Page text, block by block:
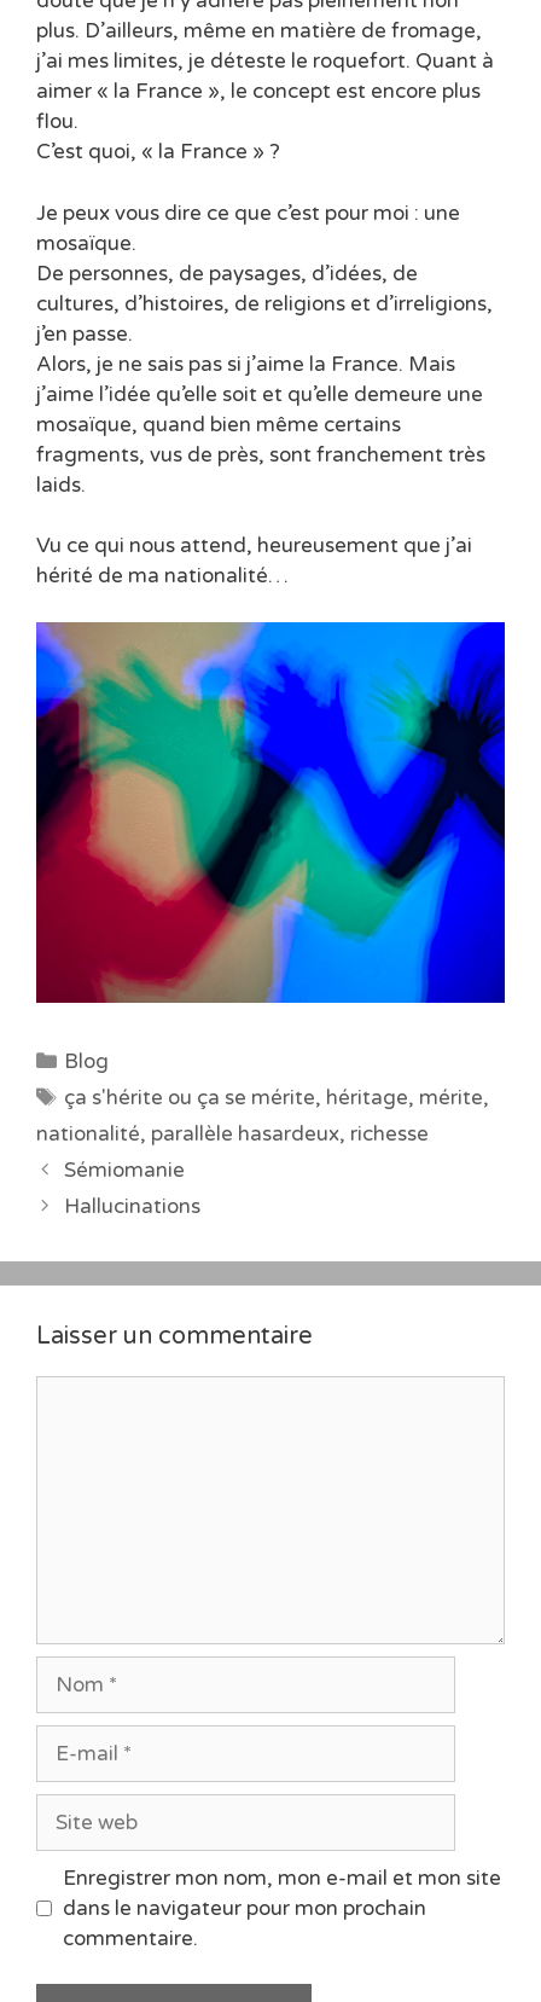
plus. D’ailleurs, même en matière de fromage,
j’ai mes limites, je déteste le roquefort. Quant à
aimer « la France », le concept est encore plus
flou.
C’est quoi, « la France » ?
Je peux vous dire ce que c’est pour moi : une
mosaïque.
De personnes, de paysages, d’idées, de
cultures, d’histoires, de religions et d’irreligions,
j’en passe.
Alors, je ne sais pas si j’aime la France. Mais
j’aime l’idée qu’elle soit et qu’elle demeure une
mosaïque, quand bien même certains
fragments, vus de près, sont franchement très
laids.
Vu ce qui nous attend, heureusement que j’ai
hérité de ma nationalité…
Catégories
Blog
Étiquettes
ça s'hérite ou ça se mérite, héritage, mérite,
nationalité, parallèle hasardeux, richesse
Sémiomanie
Hallucinations
Laisser un commentaire
mail
web
Enregistrer mon nom, mon e-mail et mon site
dans le navigateur pour mon prochain
commentaire.